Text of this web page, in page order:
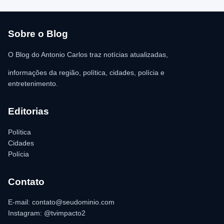
para as providências legais.
Sobre o Blog
O Blog do Antonio Carlos traz notícias atualizadas,
informações da região, política, cidades, polícia e
entretenimento.
Editorias
Política
Cidades
Polícia
Contato
E-mail: contato@seudominio.com
Instagram: @tvimpacto2